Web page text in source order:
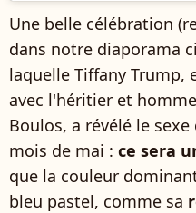
Une belle célébration
dans notre diaporama
laquelle Tiffany Trump,
avec l'héritier et
Boulos, a révélé le
mois de mai : ce sera
que la couleur
bleu pastel, comme sa